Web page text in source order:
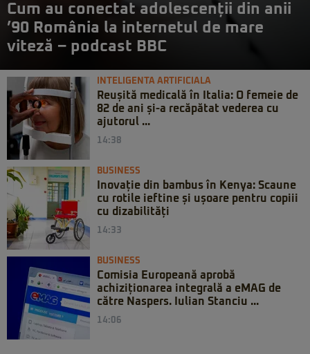
Cum au conectat adolescenții din anii
’90 România la internetul de mare
viteză – podcast BBC
INTELIGENTA ARTIFICIALA
Reușită medicală în Italia: O femeie de
82 de ani și-a recăpătat vederea cu
ajutorul ...
14:38
BUSINESS
Inovație din bambus în Kenya: Scaune
cu rotile ieftine și ușoare pentru copiii
cu dizabilități
14:33
BUSINESS
Comisia Europeană aprobă
achiziționarea integrală a eMAG de
către Naspers. Iulian Stanciu ...
14:06